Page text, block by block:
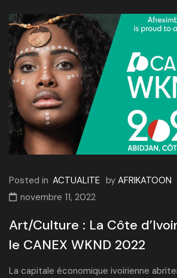
Posted in ACTUALITE by AFRIKATOON
novembre 11, 2022
Art/Culture : La Côte
le CANEX WKND 2022
La capitale économique ivoirienne